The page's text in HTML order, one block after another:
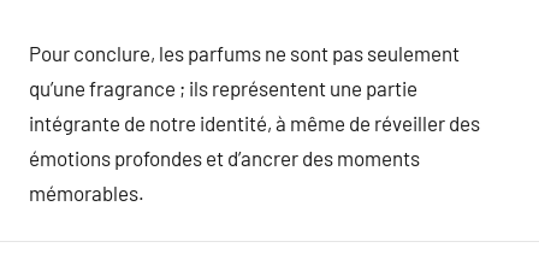
Pour conclure, les parfums ne sont pas seulement
qu’une fragrance ; ils représentent une partie
intégrante de notre identité, à même de réveiller des
émotions profondes et d’ancrer des moments
mémorables.